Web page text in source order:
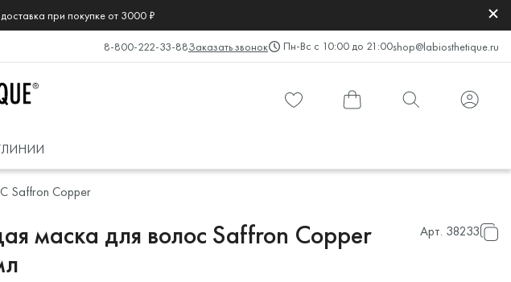
при покупке от 3000 ₽
8-800-222-33-88Заказать звонок Пн-Вс с 10:00 до 21:00shop@labiosthetique.ru
ЛИНИИ
Saffron Copper
маска для волос Saffron Copper
Арт. 38233